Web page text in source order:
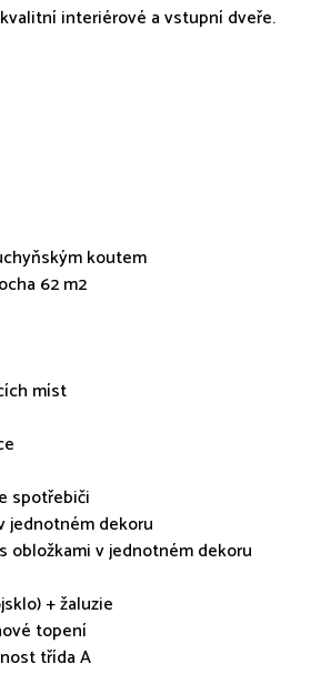
interiérové a vstupní dveře.
koutem
62 m2
míst
spotřebiči
jednotném dekoru
obložkami v jednotném dekoru
+ žaluzie
topení
třída A